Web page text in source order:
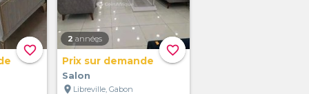
favorite_border favorite_border
2 années
Prix sur demande
Salon
location_on Libreville, Gabon